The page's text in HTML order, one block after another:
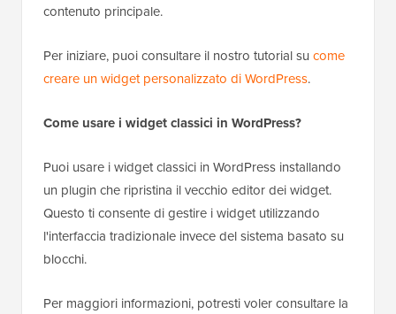
contenuto principale.
Per iniziare, puoi consultare il nostro tutorial su come
creare un widget personalizzato di WordPress.
Come usare i widget classici in WordPress?
Puoi usare i widget classici in WordPress installando
un plugin che ripristina il vecchio editor dei widget.
Questo ti consente di gestire i widget utilizzando
l'interfaccia tradizionale invece del sistema basato su
blocchi.
Per maggiori informazioni, potresti voler consultare la